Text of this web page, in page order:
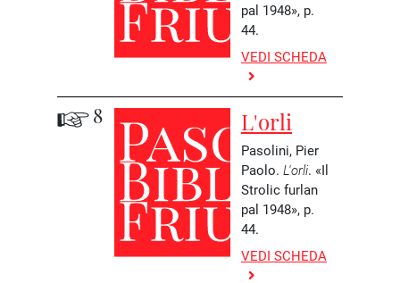
pal 1948», p.
44.
VEDI SCHEDA
8 L'orli
Pasolini, Pier
Paolo. L'orli. «Il
Strolic furlan
pal 1948», p.
44.
VEDI SCHEDA